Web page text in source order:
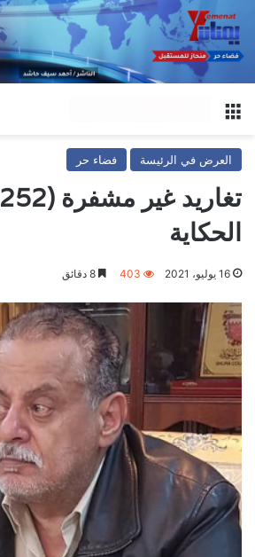
العرض في الرئيسة فضاء حر
الحكاية
16 يوليو، 2021 403